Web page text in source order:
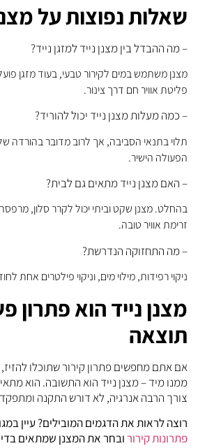
שאלות נפוצות על
– מה ההבדל בין מצנן נייד למזגן נייד?
מצנן משתמש במים לקירור טבעי, בעוד מזגן
פליטת אוויר חם דרך צינור.
– כמה מעלות מצנן נייד יכול להוריד?
הפעולה הישיר.
– האם מצנן נייד מתאים גם לבית?
בהחלט. מצנן שקט וביתי יכול לקרר סלון,
זרימת אוויר טובה.
– מה התחזוקה הנדרשת?
ניקוי רפידות, מילוי מים, וניקוי פילטרים אחת
מצנן נייד הוא
תוצאה
אם אתם מחפשים פתרון קירור שתוכלו
ממנו מיד – מצנן נייד הוא התשובה. הוא
צורך הרבה אנרגיה, לא דורש התקנה
רוצה לראות את הדגמים המובילים? עיין
פתרונות קירורובחר את המצנן שמתאים